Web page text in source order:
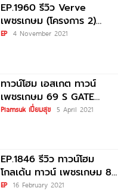
EP.1960 รีวิว Verve
เพชรเกษม (โครงการ 2)
ทาวน์โฮมพร้อมอยู่ New
EP 4 November 2021
ทาวน์โฮม เอสเกต ทาวน์
เพชรเกษม 69 S GATE
TOWN Petchkasem 69
Piamsuk เปี่ยมสุข 5 April 2021
EP.1846 รีวิว ทาวน์โฮม
โกลเด้น ทาวน์ เพชรเกษม 81
ราคาเริ่มต้น 2.49 ล้านบาท
EP 16 February 2021